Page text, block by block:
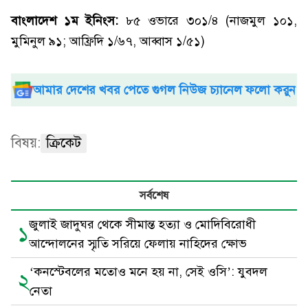
বাংলাদেশ ১ম ইনিংস: ৮৫ ওভারে ৩০১/৪ (নাজমুল ১০১,
মুমিনুল ৯১; আফ্রিদি ১/৬৭, আব্বাস ১/৫১)
আমার দেশের খবর পেতে গুগল নিউজ চ্যানেল ফলো করুন
বিষয়: ক্রিকেট
সর্বশেষ
১জুলাই জাদুঘর থেকে সীমান্ত হত্যা ও মোদিবিরোধী
আন্দোলনের স্মৃতি সরিয়ে ফেলায় নাহিদের ক্ষোভ
২‘কনস্টেবলের মতোও মনে হয় না, সেই ওসি’: যুবদল
নেতা